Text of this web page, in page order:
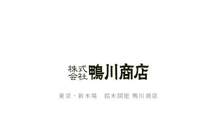
東京・新木場 銘木問屋 鴨川商店